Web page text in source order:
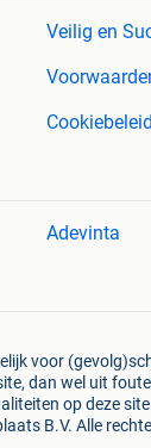
Veilig en
Cookiebeleid
Adevinta
voor
dan wel uit
op deze
B.V. Alle